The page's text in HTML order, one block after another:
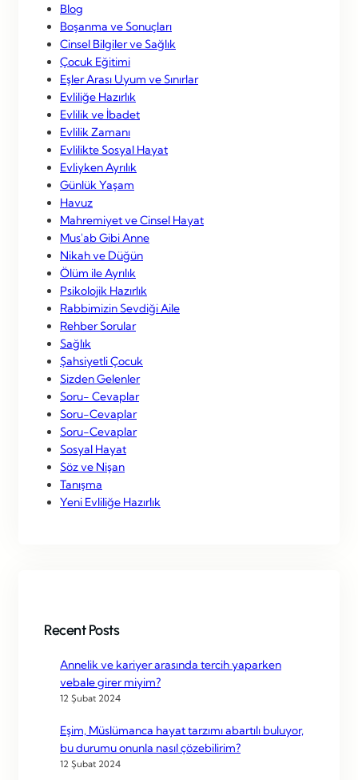
Blog
Boşanma ve Sonuçları
Cinsel Bilgiler ve Sağlık
Çocuk Eğitimi
Eşler Arası Uyum ve Sınırlar
Evliliğe Hazırlık
Evlilik ve İbadet
Evlilik Zamanı
Evlilikte Sosyal Hayat
Evliyken Ayrılık
Günlük Yaşam
Havuz
Mahremiyet ve Cinsel Hayat
Mus'ab Gibi Anne
Nikah ve Düğün
Ölüm ile Ayrılık
Psikolojik Hazırlık
Rabbimizin Sevdiği Aile
Rehber Sorular
Sağlık
Şahsiyetli Çocuk
Sizden Gelenler
Soru- Cevaplar
Soru-Cevaplar
Soru-Cevaplar
Sosyal Hayat
Söz ve Nişan
Tanışma
Yeni Evliliğe Hazırlık
Recent Posts
Annelik ve kariyer arasında tercih yaparken
vebale girer miyim?
12 Şubat 2024
Eşim, Müslümanca hayat tarzımı abartılı buluyor,
bu durumu onunla nasıl çözebilirim?
12 Şubat 2024